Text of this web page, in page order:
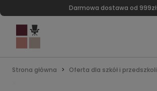
Darmowa dostawa od 999zł
Strona główna Oferta dla szkół i przedszkoli